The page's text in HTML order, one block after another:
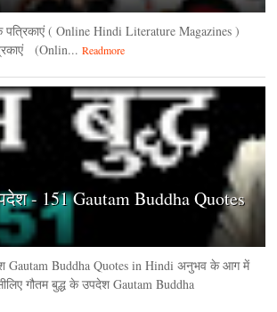
पत्रिकाएं ( Online Hindi Literature Magazines )
(Onlin... Readmore
- 151 Gautam Buddha Quotes
Gautam Buddha Quotes in Hindi अनुभव के आग में
गौतम बुद्ध के उपदेश Gautam Buddha